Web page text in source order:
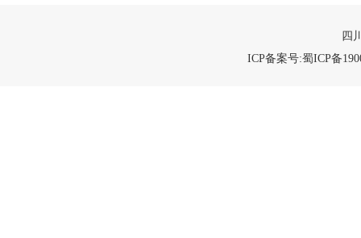
四
ICP备案号:蜀ICP备